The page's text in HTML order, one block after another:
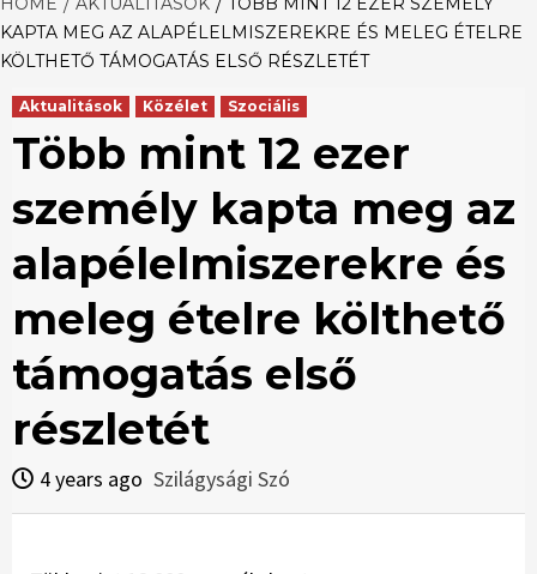
KAPTA MEG AZ ALAPÉLELMISZEREKRE ÉS MELEG ÉTELRE
KÖLTHETŐ TÁMOGATÁS ELSŐ RÉSZLETÉT
Aktualitások Közélet Szociális
Több mint 12 ezer
személy kapta meg az
alapélelmiszerekre és
meleg ételre költhető
támogatás első
részletét
4 years ago Szilágysági Szó